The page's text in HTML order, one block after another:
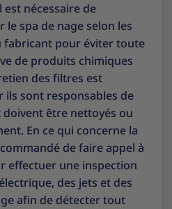
est nécessaire de
spa de nage selon les
fabricant pour éviter toute
de produits chimiques
des filtres est
ils sont responsables de
doivent être nettoyés ou
En ce qui concerne la
de faire appel à
effectuer une inspection
des jets et des
afin de détecter tout